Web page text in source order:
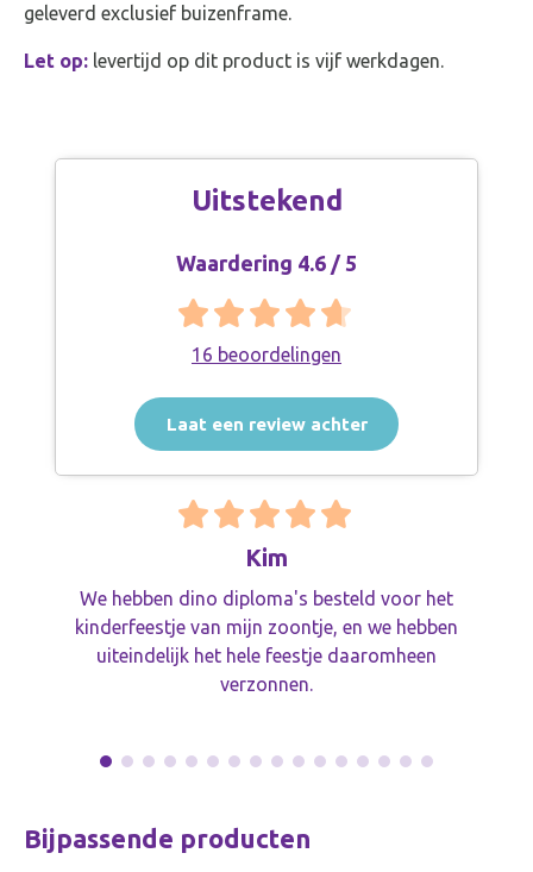
geleverd exclusief buizenframe.
Let op: levertijd op dit product is vijf werkdagen.
Uitstekend
Waardering 4.6 / 5
16 beoordelingen
Laat een review achter
Kim
We hebben dino diploma's besteld voor het
kinderfeestje van mijn zoontje, en we hebben
uiteindelijk het hele feestje daaromheen
verzonnen.
Bijpassende producten